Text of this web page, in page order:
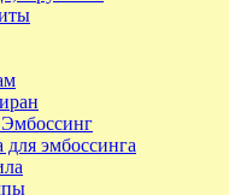
для эмбоссинга